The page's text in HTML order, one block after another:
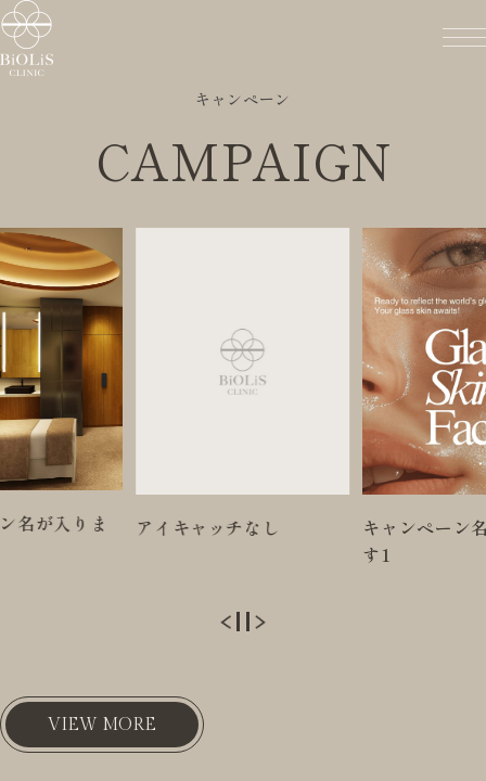
キャンペーン
CAMPAIGN
なし
キャンペーン名が入りま
キャンペーン
す2
VIEW MORE